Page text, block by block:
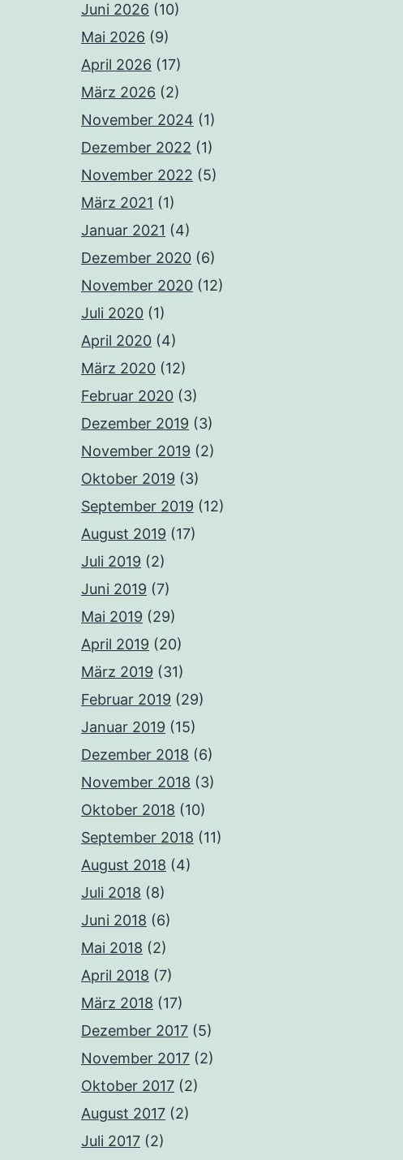
Juni 2026 (10)
Mai 2026 (9)
April 2026 (17)
März 2026 (2)
November 2024 (1)
Dezember 2022 (1)
November 2022 (5)
März 2021 (1)
Januar 2021 (4)
Dezember 2020 (6)
November 2020 (12)
Juli 2020 (1)
April 2020 (4)
März 2020 (12)
Februar 2020 (3)
Dezember 2019 (3)
November 2019 (2)
Oktober 2019 (3)
September 2019 (12)
August 2019 (17)
Juli 2019 (2)
Juni 2019 (7)
Mai 2019 (29)
April 2019 (20)
März 2019 (31)
Februar 2019 (29)
Januar 2019 (15)
Dezember 2018 (6)
November 2018 (3)
Oktober 2018 (10)
September 2018 (11)
August 2018 (4)
Juli 2018 (8)
Juni 2018 (6)
Mai 2018 (2)
April 2018 (7)
März 2018 (17)
Dezember 2017 (5)
November 2017 (2)
Oktober 2017 (2)
August 2017 (2)
Juli 2017 (2)